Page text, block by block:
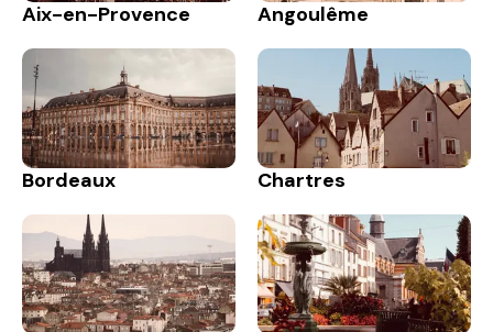
Aix-en-Provence Angoulême
Bordeaux Chartres